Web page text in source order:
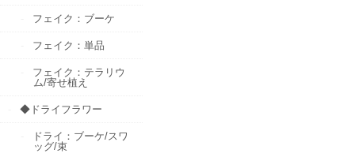
フェイク：ブーケ
フェイク：単品
フェイク：テラリウ
ム/寄せ植え
◆ドライフラワー
ドライ：ブーケ/スワ
ッグ/束